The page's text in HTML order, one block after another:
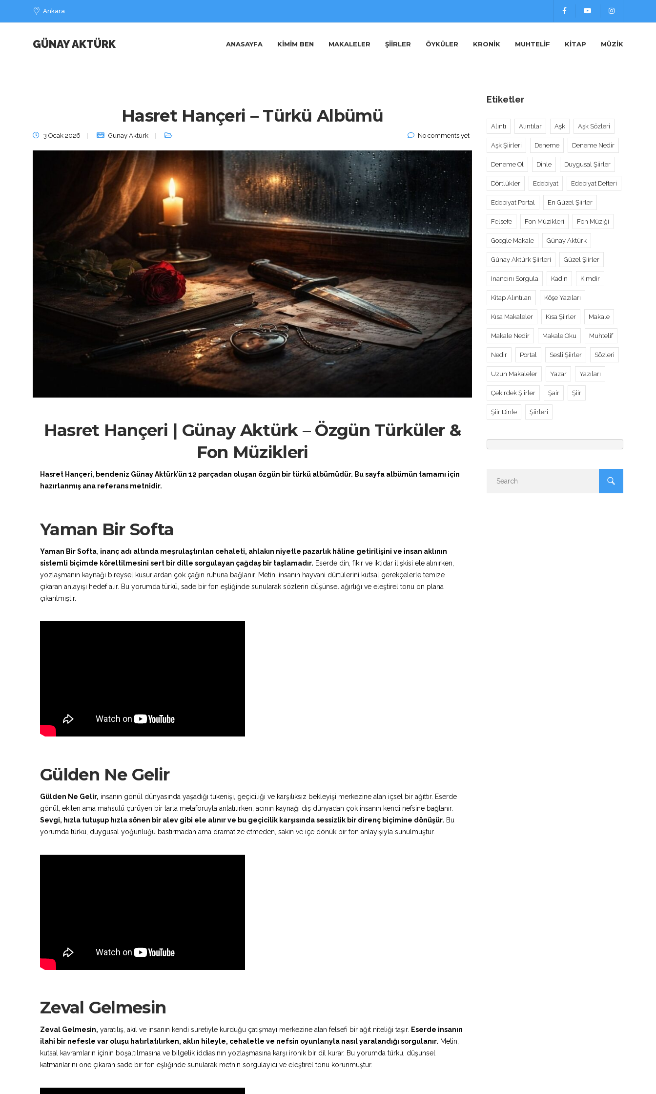
Ankara
GÜNAY AKTÜRK ANASAYFA KIMIM BEN MAKALELER ŞIIRLER ÖYKÜLER KRONIK MUHTELIF KITAP MÜZIK
Hasret Hançeri – Türkü Albümü
3 Ocak 2026 Günay Aktürk No comments yet
Hasret Hançeri | Günay Aktürk – Özgün Türküler &
Fon Müzikleri
Hasret Hançeri, bendeniz Günay Aktürk’ün 12 parçadan oluşan özgün bir türkü albümüdür. Bu sayfa albümün tamamı için
hazırlanmış ana referans metnidir.
Yaman Bir Softa
Yaman Bir Softa, inanç adı altında meşrulaştırılan cehaleti, ahlakın niyetle pazarlık hâline getirilişini ve insan aklının
sistemli biçimde köreltilmesini sert bir dille sorgulayan çağdaş bir taşlamadır. Eserde din, fikir ve iktidar ilişkisi ele alınırken,
yozlaşmanın kaynağı bireysel kusurlardan çok çağın ruhuna bağlanır. Metin, insanın hayvani dürtülerini kutsal gerekçelerle temize
çıkaran anlayışı hedef alır. Bu yorumda türkü, sade bir fon eşliğinde sunularak sözlerin düşünsel ağırlığı ve eleştirel tonu ön plana
çıkarılmıştır.
Gülden Ne Gelir
Gülden Ne Gelir, insanın gönül dünyasında yaşadığı tükenişi, geçiciliği ve karşılıksız bekleyişi merkezine alan içsel bir ağıttır. Eserde
gönül, ekilen ama mahsulü çürüyen bir tarla metaforuyla anlatılırken; acının kaynağı dış dünyadan çok insanın kendi nefsine bağlanır.
Sevgi, hızla tutuşup hızla sönen bir alev gibi ele alınır ve bu geçicilik karşısında sessizlik bir direnç biçimine dönüşür. Bu
yorumda türkü, duygusal yoğunluğu bastırmadan ama dramatize etmeden, sakin ve içe dönük bir fon anlayışıyla sunulmuştur.
Zeval Gelmesin
Zeval Gelmesin, yaratılış, akıl ve insanın kendi suretiyle kurduğu çatışmayı merkezine alan felsefi bir ağıt niteliği taşır. Eserde insanın
ilahi bir nefesle var oluşu hatırlatılırken, aklın hileyle, cehaletle ve nefsin oyunlarıyla nasıl yaralandığı sorgulanır. Metin,
kutsal kavramların içinin boşaltılmasına ve bilgelik iddiasının yozlaşmasına karşı ironik bir dil kurar. Bu yorumda türkü, düşünsel
katmanlarını öne çıkaran sade bir fon eşliğinde sunularak metnin sorgulayıcı ve eleştirel tonu korunmuştur.
Etiketler
Alıntı Alıntılar Aşk Aşk Sözleri
Aşk Şiirleri Deneme Deneme Nedir
Deneme Ol Dinle Duygusal Şiirler
Dörtlükler Edebiyat Edebiyat Defteri
Edebiyat Portal En Güzel Şiirler
Felsefe Fon Müzikleri Fon Müziği
Google Makale Günay Aktürk
Günay Aktürk Şiirleri Güzel Şiirler
Inancını Sorgula Kadın Kimdir
Kitap Alıntıları Köşe Yazıları
Kısa Makaleler Kısa Şiirler Makale
Makale Nedir Makale Oku Muhtelif
Nedir Portal Sesli Şiirler Sözleri
Uzun Makaleler Yazar Yazıları
Çekirdek Şiirler Şair Şiir
Şiir Dinle Şiirleri